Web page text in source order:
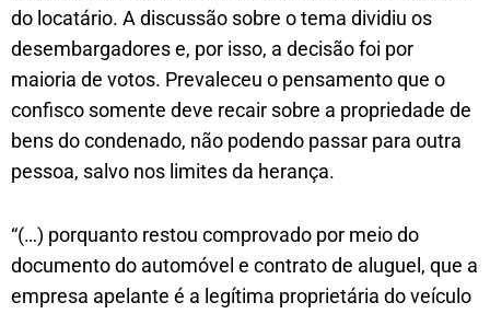
do locatário. A discussão sobre o tema dividiu os
desembargadores e, por isso, a decisão foi por
maioria de votos. Prevaleceu o pensamento que o
confisco somente deve recair sobre a propriedade de
bens do condenado, não podendo passar para outra
pessoa, salvo nos limites da herança.
“(…) porquanto restou comprovado por meio do
documento do automóvel e contrato de aluguel, que a
empresa apelante é a legítima proprietária do veículo